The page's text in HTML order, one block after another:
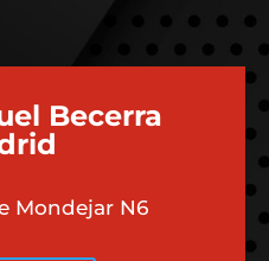
Becerra
Mondejar N6